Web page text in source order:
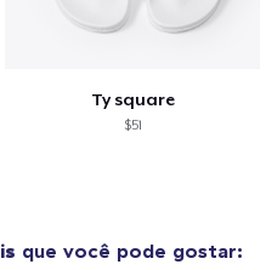
Ty square
$51
que você pode gostar: